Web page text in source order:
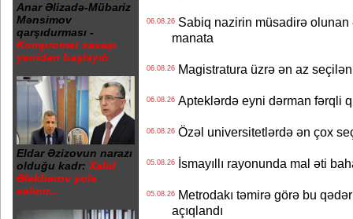
Anar Əlizadə-Mübariz
Mənsimov
qarşıdurması -
Kompromat savaşı
yenidən başlayıb
Eldar Əzizovun narazı
olduğu kadr: Xalid
Ələkbərov yola
salınır...
06.08.26Sabiq nazirin müsadirə olunan
manata
06.08.26Magistratura üzrə ən az
06.08.26Apteklərdə eyni dərman fərqli
06.08.26Özəl universitetlərdə ən çox
05.08.26İsmayıllı rayonunda mal əti
05.08.26Metrodakı təmirə görə bu
açıqlandı